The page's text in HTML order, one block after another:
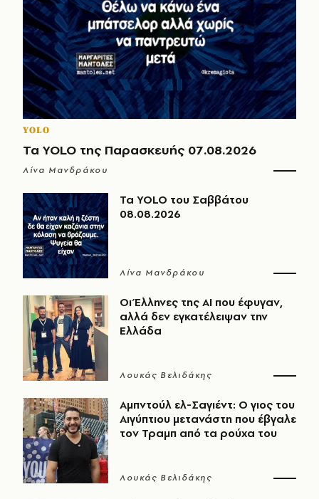
YOLO
Τα YOLO της Παρασκευής 07.08.2026
Λίνα Μανδράκου
Τα YOLO του Σαββάτου
08.08.2026
Λίνα Μανδράκου
Οι Έλληνες της ΑΙ που έφυγαν,
αλλά δεν εγκατέλειψαν την
Ελλάδα
Λουκάς Βελιδάκης
Αμπντούλ ελ-Σαγιέντ: Ο γιος του
Αιγύπτιου μετανάστη που έβγαλε
τον Τραμπ από τα ρούχα του
Λουκάς Βελιδάκης